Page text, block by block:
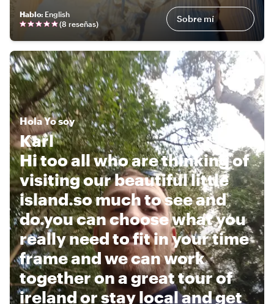
Hablo: English
(8 reseñas) Sobre mí
HolaYo soy
Karl
Hi too all who are thinking of
visiting our beautiful little
island.so much to see and
do.you can choose what you
really need to fit in your time
frame and we can work
together on a great tour of
ireland or stay local and get